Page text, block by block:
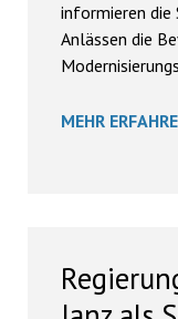
informieren
Anlässen die
MEHR